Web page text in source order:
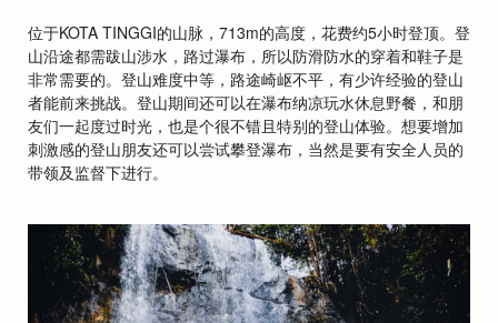
位于KOTA TINGGI的山脉，713m的高度，花费约5小时登顶。登
山沿途都需跋山涉水，路过瀑布，所以防滑防水的穿着和鞋子是
非常需要的。登山难度中等，路途崎岖不平，有少许经验的登山
者能前来挑战。登山期间还可以在瀑布纳凉玩水休息野餐，和朋
友们一起度过时光，也是个很不错且特别的登山体验。想要增加
刺激感的登山朋友还可以尝试攀登瀑布，当然是要有安全人员的
带领及监督下进行。